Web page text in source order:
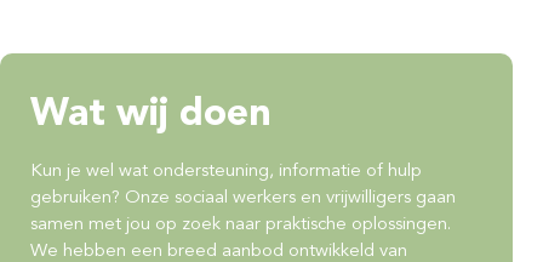
Wat wij doen
Kun je wel wat ondersteuning, informatie of hulp
gebruiken? Onze sociaal werkers en vrijwilligers gaan
samen met jou op zoek naar praktische oplossingen.
We hebben een breed aanbod ontwikkeld van